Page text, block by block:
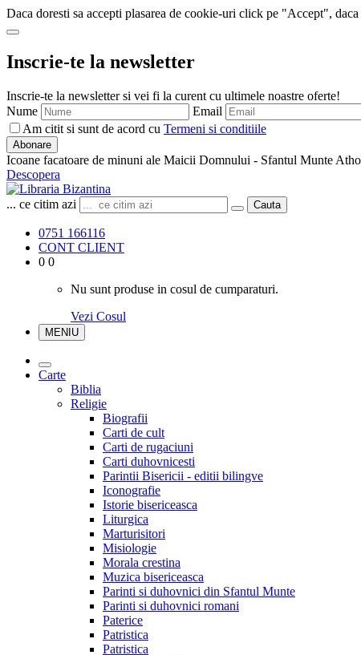
Daca doresti sa accepti plasarea de cookie-uri click pe "Accept",
Inscrie-te la newsletter
Inscrie-te la newsletter si vei fi la curent cu ultimele noastre oferte!
Nume
Email
Am citit si sunt de acord cu Termeni si conditiile
Abonare
Icoane facatoare de minuni ale Maicii Domnului - Sfantul Munte
Descopera
... ce citim azi Cauta
0751 166116
CONT CLIENT
0 0
Nu sunt produse in cosul de cumparaturi.
Vezi Cosul
MENIU
Carte
Biblia
Religie
Biografii
Carti de cult
Carti de rugaciuni
Carti duhovnicesti
Parintii Bisericii - editii bilingve
Iconografie
Istorie bisericeasca
Liturgica
Marturisitori
Misiologie
Morala crestina
Muzica bisericeasca
Parinti si duhovnici din Sfantul Munte
Parinti si duhovnici romani
Paterice
Patristica
Patristica